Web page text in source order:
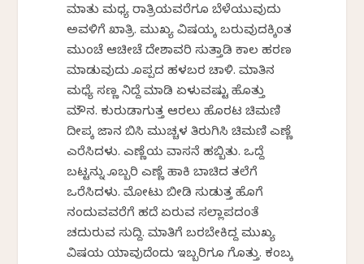
ಮಾತು ಮಧ್ಯ ರಾತ್ರಿಯವರೆಗೂ ಬೆಳೆಯುವುದು
ಅವಳಿಗೆ ಖಾತ್ರಿ. ಮುಖ್ಯ ವಿಷಯಕ್ಕೆ ಬರುವುದಕ್ಕಿಂತ
ಮುಂಚೆ ಆಚೀಚೆ ದೇಶಾವರಿ ಸುತ್ತಾಡಿ ಕಾಲ ಹರಣ
ಮಾಡುವುದು ಕೊಪ್ಪದ ಹಳಬರ ಚಾಳಿ. ಮಾತಿನ
ಮಧ್ಯೆ ಸಣ್ಣ ನಿದ್ದೆ ಮಾಡಿ ಏಳುವಷ್ಟು ಹೊತ್ತು
ಮೌನ. ಕುರುಡಾಗುತ್ತ ಆರಲು ಹೊರಟ ಚಿಮಣಿ
ದೀಪಕ್ಕೆ ಜಾನಕೆ ಬಿಸಿ ಮುಚ್ಚಳ ತಿರುಗಿಸಿ ಚಿಮಣಿ ಎಣ್ಣೆ
ಎರೆಸಿದಳು. ಎಣ್ಣೆಯ ವಾಸನೆ ಹಬ್ಬಿತು. ಒದ್ದೆ
ಬಟ್ಟನ್ನು ಕೊಬ್ಬರಿ ಎಣ್ಣೆ ಹಾಕಿ ಬಾಚಿದ ತಲೆಗೆ
ಒರೆಸಿದಳು. ಮೋಟು ಬೀಡಿ ಸುಡುತ್ತ ಹೊಗೆ
ನಂದುವವರೆಗೆ ಹದೆ ಏರುವ ಸಲ್ಲಾಪದಂತೆ
ಚದುರುವ ಸುದ್ದಿ. ಮಾತಿಗೆ ಬರಬೇಕಿದ್ದ ಮುಖ್ಯ
ವಿಷಯ ಯಾವುದೆಂದು ಇಬ್ಬರಿಗೂ ಗೊತ್ತು. ಕಂಬಕ್ಕೆ